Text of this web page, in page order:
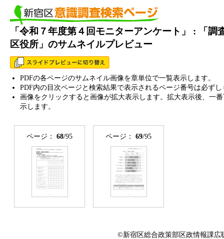
「令和７年度第４回モニターアンケート」 : 「
区役所」のサムネイルプレビュー
PDFの各ページのサムネイル画像を章単位で一覧表示します。
PDF内の目次ページと検索結果で表示されるページ番号は必ず
画像をクリックすると画像が拡大表示します。拡大表示後、一
示します。
ページ： 68/95 ページ： 69/95
©新宿区総合政策部区政情報課